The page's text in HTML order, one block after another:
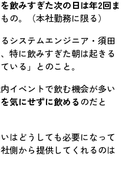
飲みすぎた次の日は年2回ま
の。（本社勤務に限る）
システムエンジニア・須田
特に飲みすぎた朝は起きる
いる」とのこと。
イベントで飲む機会が多い
気にせずに飲めるのだと
はどうしても必要になって
側から提供してくれるのは